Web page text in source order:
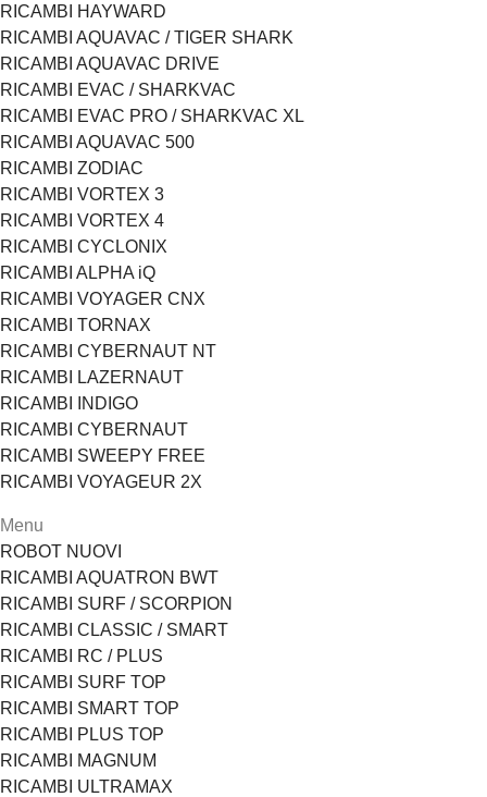
RICAMBI HAYWARD
RICAMBI AQUAVAC / TIGER SHARK
RICAMBI AQUAVAC DRIVE
RICAMBI EVAC / SHARKVAC
RICAMBI EVAC PRO / SHARKVAC XL
RICAMBI AQUAVAC 500
RICAMBI ZODIAC
RICAMBI VORTEX 3
RICAMBI VORTEX 4
RICAMBI CYCLONIX
RICAMBI ALPHA iQ
RICAMBI VOYAGER CNX
RICAMBI TORNAX
RICAMBI CYBERNAUT NT
RICAMBI LAZERNAUT
RICAMBI INDIGO
RICAMBI CYBERNAUT
RICAMBI SWEEPY FREE
RICAMBI VOYAGEUR 2X
Menu
ROBOT NUOVI
RICAMBI AQUATRON BWT
RICAMBI SURF / SCORPION
RICAMBI CLASSIC / SMART
RICAMBI RC / PLUS
RICAMBI SURF TOP
RICAMBI SMART TOP
RICAMBI PLUS TOP
RICAMBI MAGNUM
RICAMBI ULTRAMAX